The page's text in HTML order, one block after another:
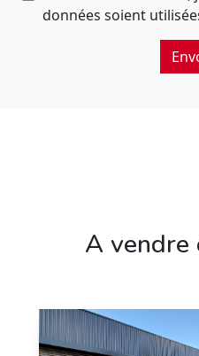
données soient
A vendre